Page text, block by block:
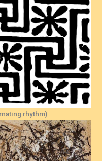
rhythm)